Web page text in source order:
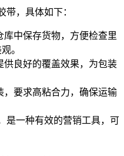
带，具体如下：
库中保存货物，方便检查里
。
供良好的覆盖效果，为包装
，要求高粘合力，确保运输
是一种有效的营销工具，可